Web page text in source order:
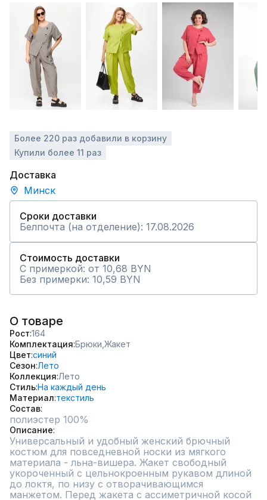
Более 220 раз добавили в корзину
Купили более 11 раз
Доставка
Минск
Сроки доставки
Белпочта (на отделение): 17.08.2026
Стоимость доставки
С примеркой: от 10,68 BYN
Без примерки: 10,59 BYN
О товаре
Рост 164
Комплектация Брюки, Жакет
Цвет синий
Сезон Лето
Коллекция Лето
СтильНа каждый день
Материал текстиль
Состав
полиэстер 100%
Описание
Универсальный и удобный женский брючный
костюм для повседневной носки из мягкого
материала - льна-вишера. Жакет свободный
укороченный с цельнокроенным рукавом длиной
до локтя, по низу с отворачивающимся
манжетом. Перед жакета с ассиметричной косой